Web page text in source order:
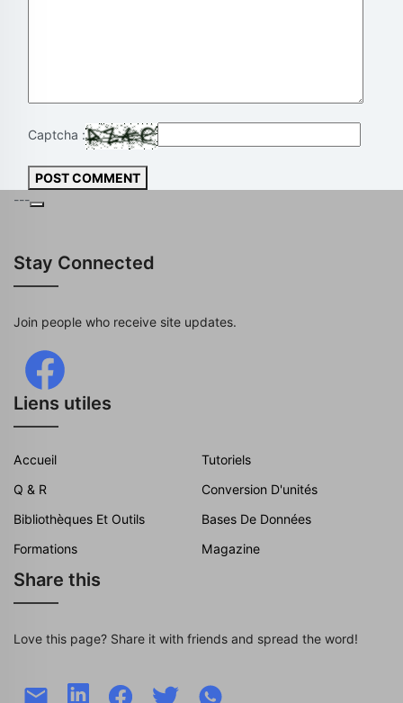
Captcha :
POST COMMENT
---
Stay Connected
Join people who receive site updates.
Liens utiles
Accueil
Tutoriels
Q & R
Conversion D'unités
Bibliothèques Et Outils
Bases De Données
Formations
Magazine
Share this
Love this page? Share it with friends and spread the word!